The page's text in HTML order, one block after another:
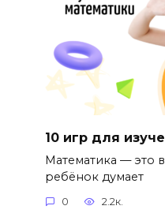
10 игр для
Математика — это
ребёнок думает
0 2.2к.